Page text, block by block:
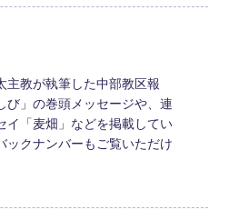
主教が執筆した中部教区報
び」の巻頭メッセージや、連
イ「麦畑」などを掲載してい
ックナンバーもご覧いただけ